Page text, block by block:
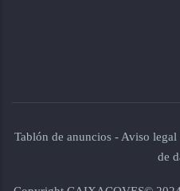
Tablón de anuncios- Aviso legal
de